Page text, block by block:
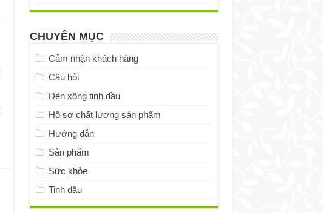
CHUYÊN MỤC
Cảm nhận khách hàng
Câu hỏi
Đèn xông tinh dầu
Hồ sơ chất lượng sản phẩm
Hướng dẫn
Sản phẩm
Sức khỏe
Tinh dầu